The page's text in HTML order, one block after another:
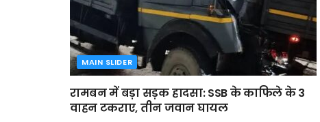
MAIN SLIDER
रामबन में बड़ा सड़क हादसा: SSB के काफिले के 3
वाहन टकराए, तीन जवान घायल